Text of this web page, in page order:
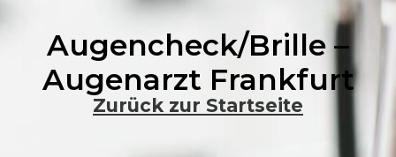
Augencheck/Brille –
Augenarzt Frankfurt
Zurück zur Startseite